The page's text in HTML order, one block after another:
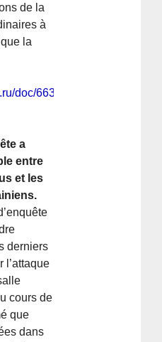
de la
à
la
doc/6634367?
a
entre
et les
derniers
l’attaque
cours de
que
dans